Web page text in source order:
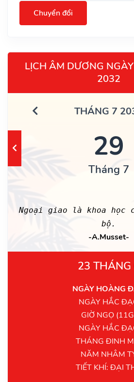
Chuyển đổi
LỊCH ÂM DƯƠNG
2032
THÁNG 7
29
Tháng 7
Ngoại giao là khoa học
bộ.
-A.Musset-
23 THÁNG
NGÀY HOÀNG
NGÀY HẮC
GIỜ NGỌ
NGÀY HẮC
THÁNG ĐINH
NĂM NHÂM
TIẾT KHÍ: ĐẠI